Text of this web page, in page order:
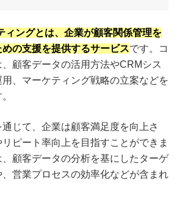
ィングとは、企業が顧客関係管理を
の支援を提供するサービスです。コ
顧客データの活用方法やCRMシス
、マーケティング戦略の立案などを
じて、企業は顧客満足度を向上さ
ピート率向上を目指すことができま
顧客データの分析を基にしたターゲ
営業プロセスの効率化などが含まれ